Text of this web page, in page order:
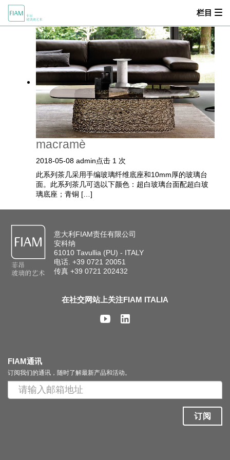
栏目
MOOD
关于我们
产品中心
新闻动态
 产品中心
macramè
2018-05-08 admin点击 1 次
此系列茶几采用手编玻璃纤维底座和10mm厚的玻璃台
面。此系列茶几可选以下颜色：超白玻璃台面配超白玻
璃底座；青铜 […]
意大利FIAM责任有限公司
安科纳
61010 Tavullia (PU) - ITALY
电话. +39 0721 20051
传真 +39 0721 202432
在社交网站上关注FIAM ITALIA
FIAM通讯
订阅我们的通讯，随时了解最新产品和活动。
订阅